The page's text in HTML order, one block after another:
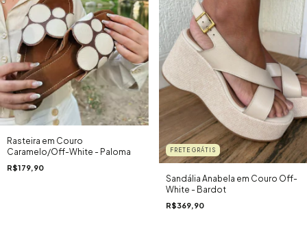
Rasteira em Couro
Caramelo/Off-White - Paloma
R$179,90
FRETE GRÁTIS
Sandália Anabela em Couro Off-
White - Bardot
R$369,90